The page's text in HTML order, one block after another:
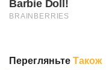
ПерегляньтеТакож